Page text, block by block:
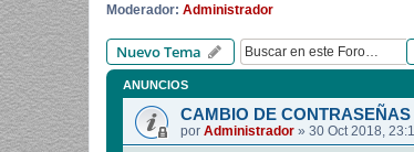
Moderador: Administrador
Nuevo Tema
ANUNCIOS
CAMBIO DE
por Administrador » 30 Oct 2018,